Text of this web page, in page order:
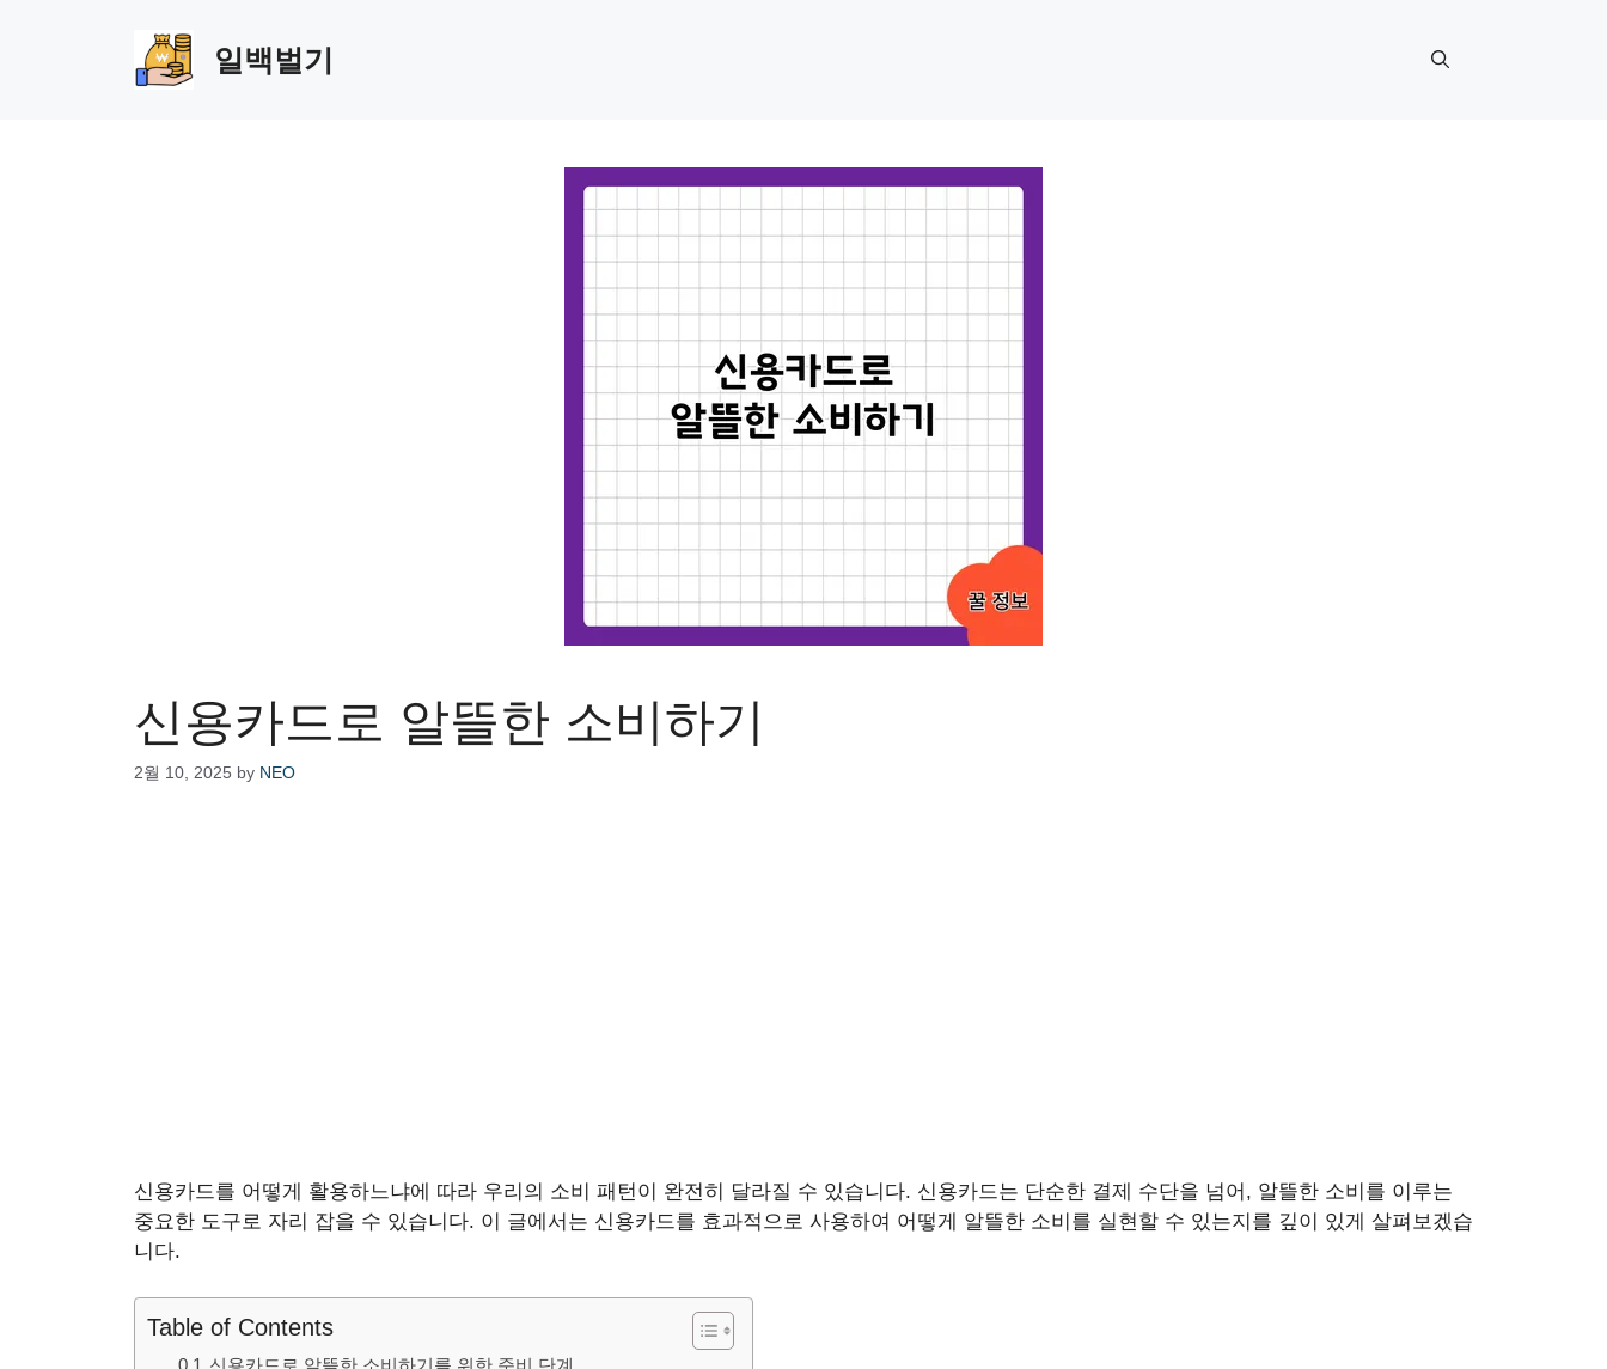
일백벌기
신용카드로 알뜰한 소비하기
2월 10, 2025 by NEO
신용카드를 어떻게 활용하느냐에 따라 우리의 소비 패턴이 완전히 달라질 수 있습니다. 신용카드는 단순한 결제 수단을 넘어, 알뜰한 소비를 이루는
중요한 도구로 자리 잡을 수 있습니다. 이 글에서는 신용카드를 효과적으로 사용하여 어떻게 알뜰한 소비를 실현할 수 있는지를 깊이 있게 살펴보겠습
니다.
Table of Contents